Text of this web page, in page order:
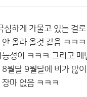
심하게 가물고 있는 걸
올라 올것 같음 ㅋㅋ
성이 ㅋㅋㅋ 그리고 매
8월달 9월달에 비가 많
마 없음 ㅋㅋㅋ